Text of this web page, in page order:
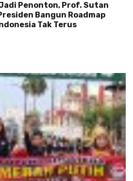
Penonton, Prof. Sutan
Bangun Roadmap
Tak Terus